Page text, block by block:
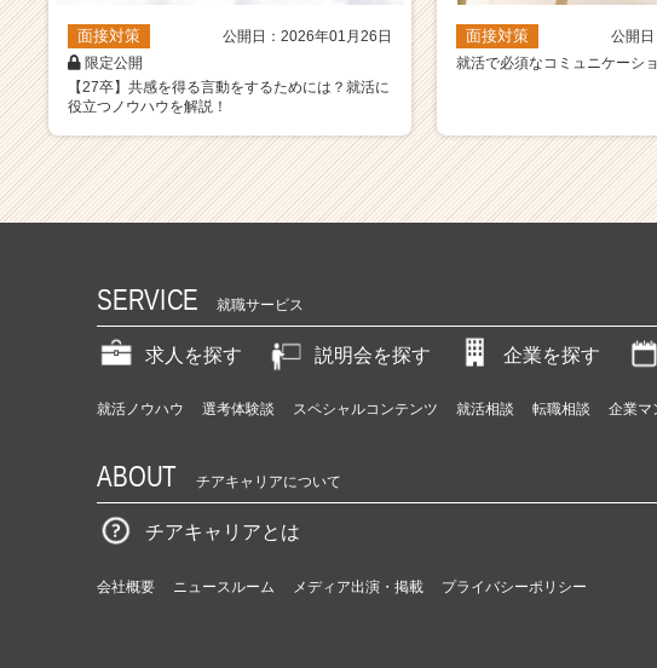
面接対策
公開日：2026年01月26日
限定公開
【27卒】共感を得る言動をするためには？就活に
役立つノウハウを解説！
面接対策
公開
就活で必須なコミュニケーシ
SERVICE 就職サービス
求人を探す 説明会を探す 企業を探す
就活ノウハウ 選考体験談 スペシャルコンテンツ 就活相談 転職相談 企業マ
ABOUT チアキャリアについて
チアキャリアとは
会社概要 ニュースルーム メディア出演・掲載 プライバシーポリシー